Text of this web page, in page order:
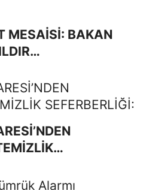
MESAİSİ: BAKAN
SÖZü
İĞDIR İÇİN